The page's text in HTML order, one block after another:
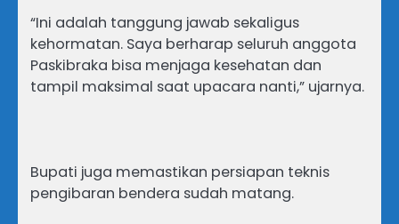
“Ini adalah tanggung jawab sekaligus
kehormatan. Saya berharap seluruh anggota
Paskibraka bisa menjaga kesehatan dan
tampil maksimal saat upacara nanti,” ujarnya.
Bupati juga memastikan persiapan teknis
pengibaran bendera sudah matang.